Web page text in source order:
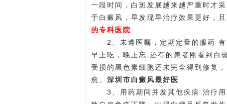
一段时间，白斑发展越来越严重时才
于白癜风，早发现早治疗效果更好，
的专科医院
2、未遵医嘱，定期定量的服药 有
早上吃，晚上忘;还有的患者刚看到白
受损的黑色素细胞还未完全得到修复
愈。 深圳市白癜风最好医
3、用药期间并发其他疾病 治疗用